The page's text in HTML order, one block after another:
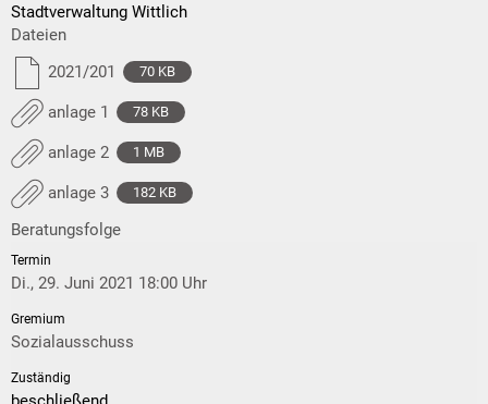
Stadtverwaltung Wittlich
Dateien
2021/201
70 KB
anlage 1 78 KB
anlage 2 1 MB
anlage 3 182 KB
Beratungsfolge
Di., 29. Juni 2021 18:00 Uhr
Sozialausschuss